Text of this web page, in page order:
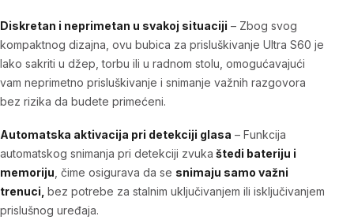
Diskretan i neprimetan u svakoj situaciji – Zbog svog
kompaktnog dizajna, ovu bubica za prisluškivanje Ultra S60 je
lako sakriti u džep, torbu ili u radnom stolu, omogućavajući
vam neprimetno prisluškivanje i snimanje važnih razgovora
bez rizika da budete primećeni.
Automatska aktivacija pri detekciji glasa – Funkcija
automatskog snimanja pri detekciji zvuka štedi bateriju i
memoriju , čime osigurava da se snimaju samo važni
trenuci, bez potrebe za stalnim uključivanjem ili isključivanjem
prislušnog uređaja.